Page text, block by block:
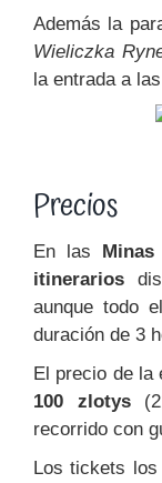
Además la
Wieliczka
la entrada a
Precios
En las
itinerarios
aunque todo
duración de 3
El precio de la
100 zlotys
recorrido con
Los tickets los